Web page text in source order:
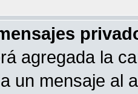
agregada la
un mensaje al